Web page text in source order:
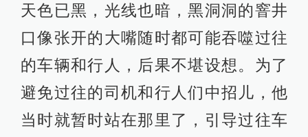
天色已黑，光线也暗，黑洞洞的窨井
口像张开的大嘴随时都可能吞噬过往
的车辆和行人，后果不堪设想。为了
避免过往的司机和行人们中招儿，他
当时就暂时站在那里了，引导过往车